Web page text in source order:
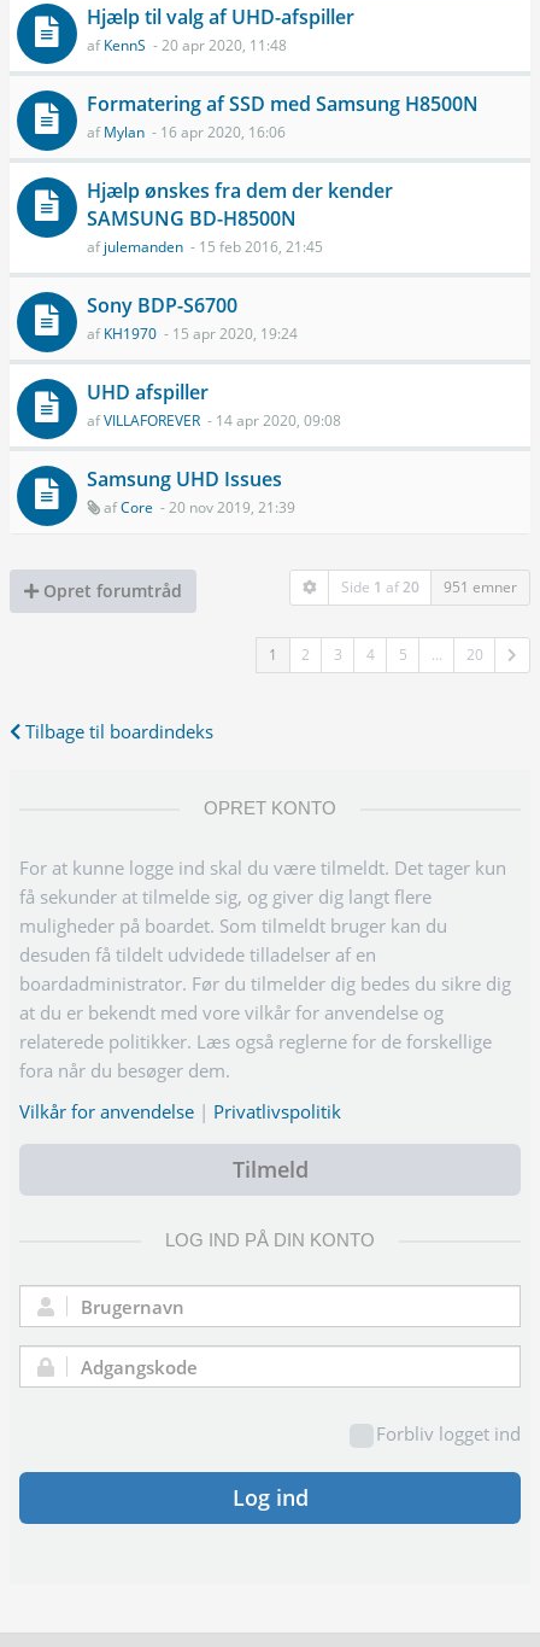
Hjælp til valg af UHD-afspiller
afKennS - 20 apr 2020, 11:48
Formatering af SSD med Samsung H8500N
afMylan - 16 apr 2020, 16:06
Hjælp ønskes fra dem der kender
SAMSUNG BD-H8500N
afjulemanden - 15 feb 2016, 21:45
Sony BDP-S6700
afKH1970 - 15 apr 2020, 19:24
UHD afspiller
afVILLAFOREVER - 14 apr 2020, 09:08
Samsung UHD Issues
afCore - 20 nov 2019, 21:39
Opret forumtråd Side 1 af20 951 emner
1 2 3 4 5 … 20
Tilbage til boardindeks
OPRET KONTO
For at kunne logge ind skal du være tilmeldt. Det tager kun
få sekunder at tilmelde sig, og giver dig langt flere
muligheder på boardet. Som tilmeldt bruger kan du
desuden få tildelt udvidede tilladelser af en
boardadministrator. Før du tilmelder dig bedes du sikre dig
at du er bekendt med vore vilkår for anvendelse og
relaterede politikker. Læs også reglerne for de forskellige
fora når du besøger dem.
Vilkår for anvendelse | Privatlivspolitik
Tilmeld
LOG IND PÅ DIN KONTO
Brugernavn:
Adgangskode:
Forbliv logget ind
Log ind